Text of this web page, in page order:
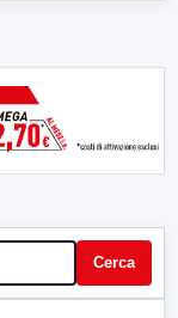
Cerca